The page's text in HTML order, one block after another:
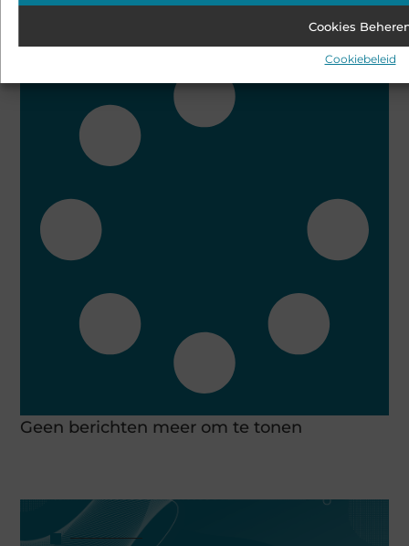
Cookies
Cookiebeleid
Centrum Den Haag slotenmaker
Geen berichten meer om te tonen